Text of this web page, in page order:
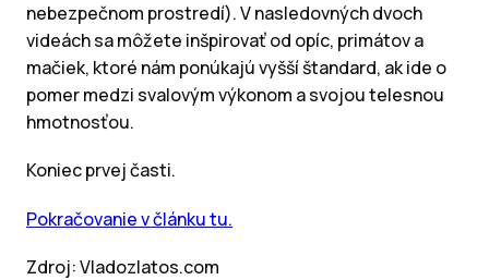
nebezpečnom prostredí). V nasledovných dvoch
videách sa môžete inšpirovať od opíc, primátov a
mačiek, ktoré nám ponúkajú vyšší štandard, ak ide o
pomer medzi svalovým výkonom a svojou telesnou
hmotnosťou.
Koniec prvej časti.
Pokračovanie v článku tu.
Zdroj: Vladozlatos.com